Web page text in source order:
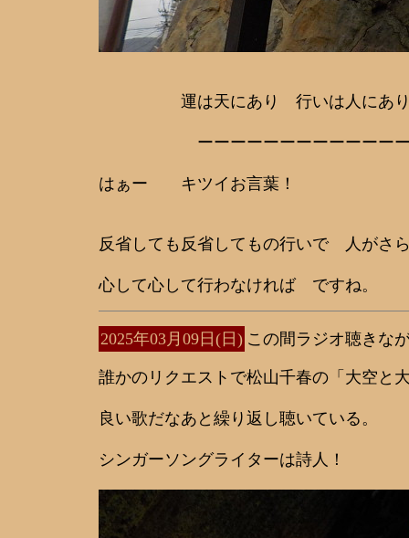
運は天にあり 行いは人にあ
ーーーーーーーーーーーー
はぁー キツイお言葉！
反省しても反省してもの行いで 人がさ
心して心して行わなければ ですね。
2025年03月09日(日) この間ラジオ聴きな
誰かのリクエストで松山千春の「大空と
良い歌だなあと繰り返し聴いている。
シンガーソングライターは詩人！